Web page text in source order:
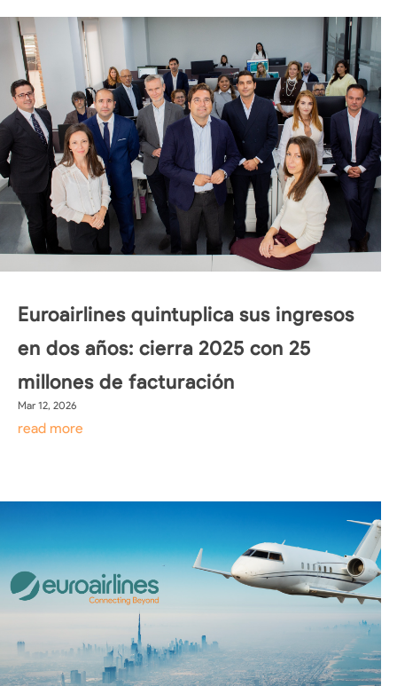
Euroairlines quintuplica sus ingresos
en dos años: cierra 2025 con 25
millones de facturación
Mar 12, 2026
read more